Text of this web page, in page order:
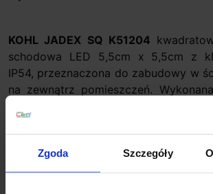
Zgoda Szczegóły
KOHL JADEX SQ K51204
schodowa LED 5,5cm x 5,5cm z
IP54, przeznaczona do zabudowy w
na zewnątrz pomieszczeń.
kolorze białym, świecąca
źródło światła zastosowano w niej
3W z białą ciepłą barwą światła
doskonale sprawdzi się jako
tarasów, schodów,